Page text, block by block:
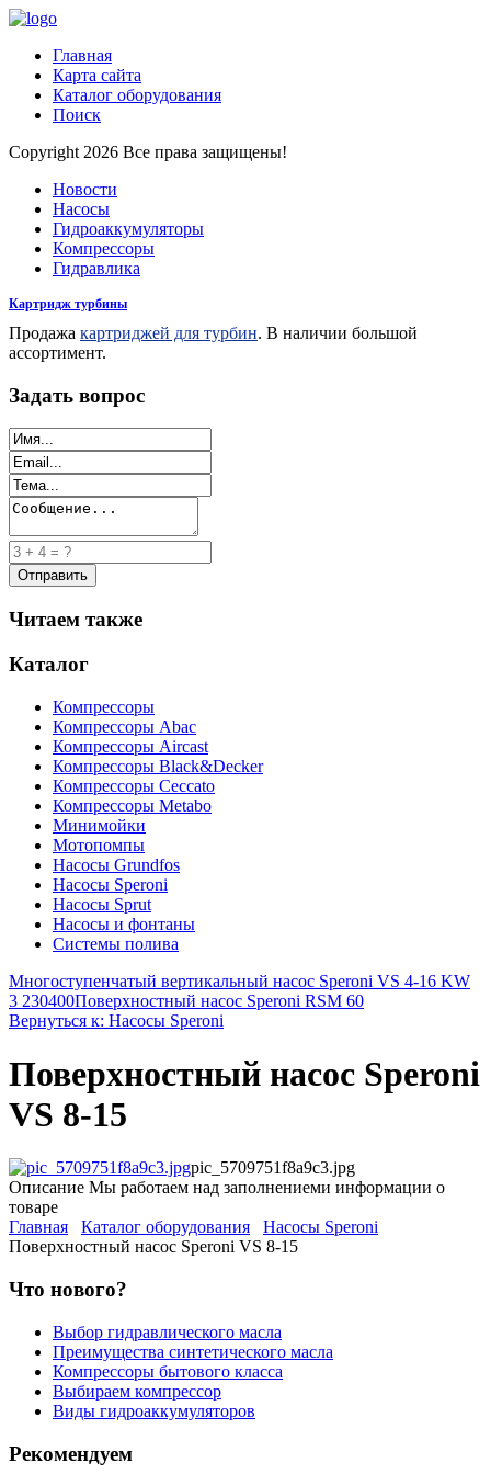
Главная
Карта сайта
Каталог оборудования
Поиск
Copyright 2026 Все права защищены!
Новости
Насосы
Гидроаккумуляторы
Компрессоры
Гидравлика
Картридж турбины
Продажа картриджей для турбин. В наличии большой
ассортимент.
Задать вопрос
Читаем также
Каталог
Компрессоры
Компрессоры Abac
Компрессоры Aircast
Компрессоры Black&Decker
Компрессоры Ceccato
Компрессоры Metabo
Минимойки
Мотопомпы
Насосы Grundfos
Насосы Speroni
Насосы Sprut
Насосы и фонтаны
Системы полива
Многоступенчатый вертикальный насос Speroni VS 4-16 KW
3 230400Поверхностный насос Speroni RSM 60
Вернуться к: Насосы Speroni
Поверхностный насос Speroni
VS 8-15
pic_5709751f8a9c3.jpg
Описание Мы работаем над заполнениеми информации о
товаре
Главная
Каталог оборудования
Насосы Speroni
Поверхностный насос Speroni VS 8-15
Что нового?
Выбор гидравлического масла
Преимущества синтетического масла
Компрессоры бытового класса
Выбираем компрессор
Виды гидроаккумуляторов
Рекомендуем